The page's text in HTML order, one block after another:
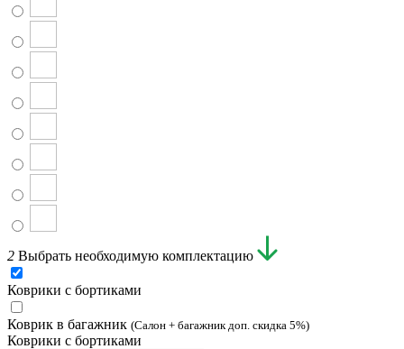
2 Выбрать необходимую комплектацию
Коврики с бортиками
Коврик в багажник (Салон + багажник доп. скидка 5%)
Коврики с бортиками